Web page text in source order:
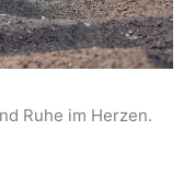
Ruhe im Herzen.